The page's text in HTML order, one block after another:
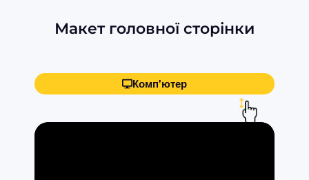
Макет головної сторінки
Комп'ютер